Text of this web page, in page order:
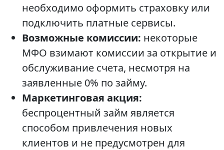
необходимо оформить страховку или
подключить платные сервисы.
Возможные комиссии: некоторые
МФО взимают комиссии за открытие и
обслуживание счета, несмотря на
заявленные 0% по займу.
Маркетинговая акция:
беспроцентный займ является
способом привлечения новых
клиентов и не предусмотрен для